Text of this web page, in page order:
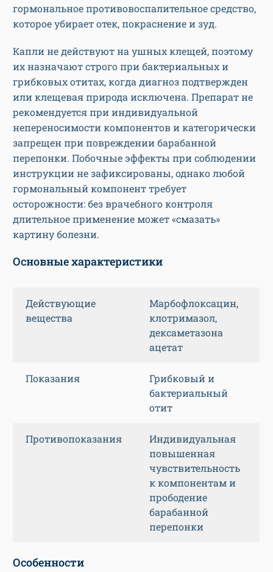
гормональное противовоспалительное средство,
которое убирает отек, покраснение и зуд.
Капли не действуют на ушных клещей, поэтому
их назначают строго при бактериальных и
грибковых отитах, когда диагноз подтвержден
или клещевая природа исключена. Препарат не
рекомендуется при индивидуальной
непереносимости компонентов и категорически
запрещен при повреждении барабанной
перепонки. Побочные эффекты при соблюдении
инструкции не зафиксированы, однако любой
гормональный компонент требует
осторожности: без врачебного контроля
длительное применение может «смазать»
картину болезни.
Основные характеристики
Действующие
вещества
Марбофлоксацин,
клотримазол,
дексаметазона
ацетат
Показания
Грибковый и
бактериальный
отит
Противопоказания
Индивидуальная
повышенная
чувствительность
к компонентам и
прободение
барабанной
перепонки
Особенности